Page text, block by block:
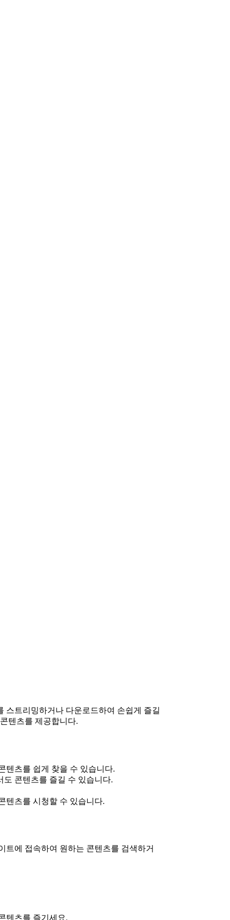
스트리밍하거나 다운로드하여 손쉽게 즐길
텐츠를 제공합니다.
텐츠를 쉽게 찾을 수 있습니다.
콘텐츠를 즐길 수 있습니다.
텐츠를 시청할 수 있습니다.
트에 접속하여 원하는 콘텐츠를 검색하거
텐츠를 즐기세요.